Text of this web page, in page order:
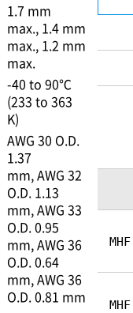
1.7 mm
max. 1.4 mm
max. 1.2 mm
max.
-40 to 90℃
(233 to 363
K)
AWG 30 O.D.
1.37
mm AWG 32
O.D. 1.13
mm AWG 33
O.D. 0.95
mm AWG 36
O.D. 0.64
mm AWG 36
O.D. 0.81 mm